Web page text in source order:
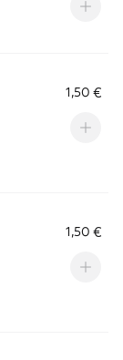
1,50 €
1,50 €